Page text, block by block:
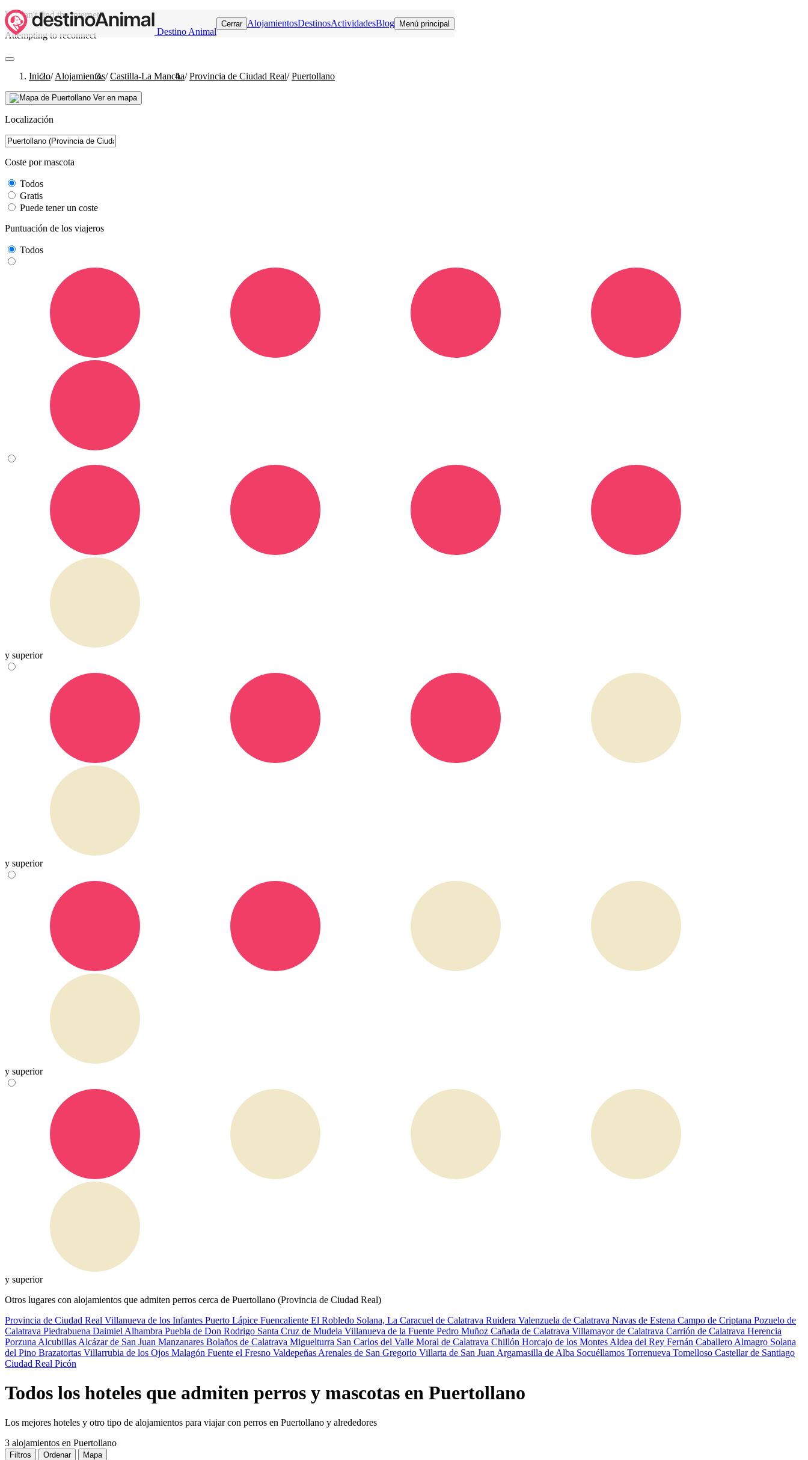
Destino Animal
Cerrar AlojamientosDestinosActividadesBlog Menú principal
We can't find the internet
Attempting to reconnect
Inicio/ Alojamientos/ Castilla-La Mancha/ Provincia de Ciudad Real/ Puertollano
Ver en mapa
Localización
Coste por mascota
Todos
Gratis
Puede tener un coste
Puntuación de los viajeros
Todos
y superior
y superior
y superior
y superior
Otros lugares con alojamientos que admiten perros cerca de Puertollano (Provincia de Ciudad Real)
Provincia de Ciudad Real Villanueva de los Infantes Puerto Lápice Fuencaliente El Robledo Solana, La Caracuel de Calatrava Ruidera Valenzuela de Calatrava Navas de Estena Campo de Criptana Pozuelo de
Calatrava Piedrabuena Daimiel Alhambra Puebla de Don Rodrigo Santa Cruz de Mudela Villanueva de la Fuente Pedro Muñoz Cañada de Calatrava Villamayor de Calatrava Carrión de Calatrava Herencia
Porzuna Alcubillas Alcázar de San Juan Manzanares Bolaños de Calatrava Miguelturra San Carlos del Valle Moral de Calatrava Chillón Horcajo de los Montes Aldea del Rey Fernán Caballero Almagro Solana
del Pino Brazatortas Villarrubia de los Ojos Malagón Fuente el Fresno Valdepeñas Arenales de San Gregorio Villarta de San Juan Argamasilla de Alba Socuéllamos Torrenueva Tomelloso Castellar de Santiago
Ciudad Real Picón
Todos los hoteles que admiten perros y mascotas en Puertollano
Los mejores hoteles y otro tipo de alojamientos para viajar con perros en Puertollano y alrededores
3 alojamientos en Puertollano
Filtros Ordenar Mapa